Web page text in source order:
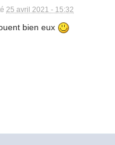
25 avril 2021 - 15:32
bien eux